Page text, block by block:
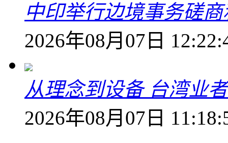
中印举行边境事务磋
2026年08月07日
从理念到设备 台湾业
2026年08月07日